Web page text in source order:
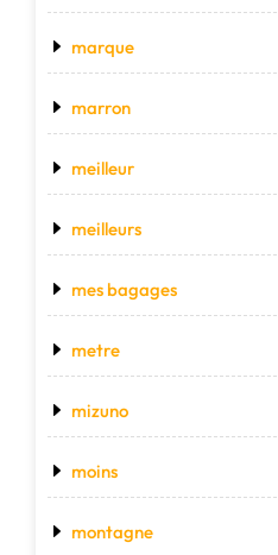
marque
marron
meilleur
meilleurs
mes bagages
metre
mizuno
moins
montagne